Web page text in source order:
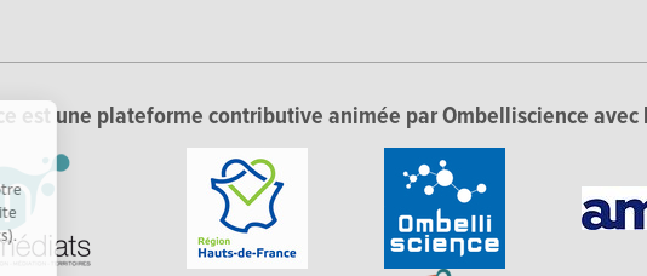
notre
site
est une plateforme contributive animée par Ombelliscience